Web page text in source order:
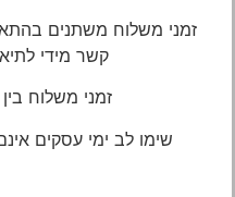
זמני משלוח משתנים
קשר מידי
זמני משלוח בין 8 -18 ימי עסקים
שימו לב ימי עסקים